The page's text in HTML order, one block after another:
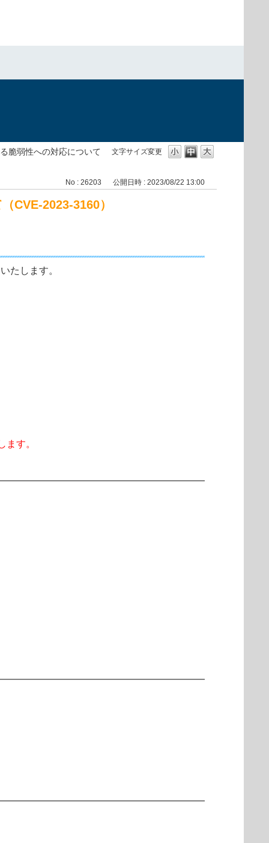
文字サイズ変更
脆弱性への対応について
No : 26203 公開日時 : 2023/08/22 13:00
CVE-2023-3160）
たします。
す。